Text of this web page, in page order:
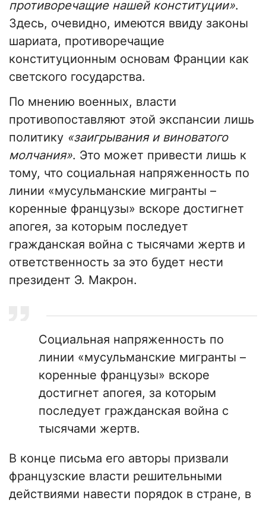
противоречащие нашей конституции».
Здесь, очевидно, имеются ввиду законы
шариата, противоречащие
конституционным основам Франции как
светского государства.
По мнению военных, власти
противопоставляют этой экспансии лишь
политику «заигрывания и виноватого
молчания». Это может привести лишь к
тому, что социальная напряженность по
линии «мусульманские мигранты –
коренные французы» вскоре достигнет
апогея, за которым последует
гражданская война с тысячами жертв и
ответственность за это будет нести
президент Э. Макрон.
Социальная напряженность по
линии «мусульманские мигранты –
коренные французы» вскоре
достигнет апогея, за которым
последует гражданская война с
тысячами жертв.
В конце письма его авторы призвали
французские власти решительными
действиями навести порядок в стране, в